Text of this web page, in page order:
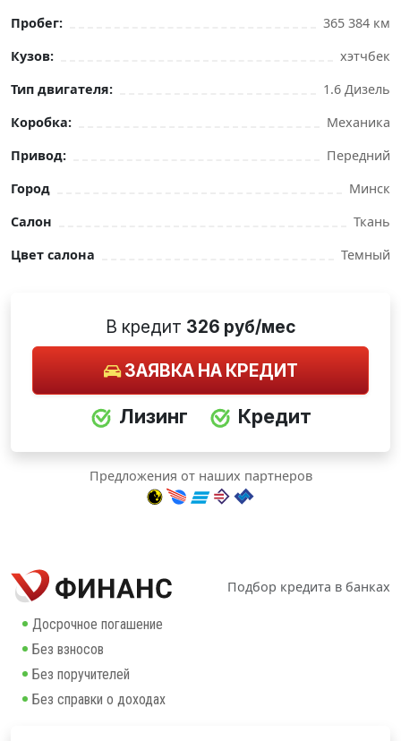
Пробег:
365 384 км
Кузов:
хэтчбек
Тип двигателя:
1.6 Дизель
Коробка:
Механика
Привод:
Передний
Город
Минск
Салон
Ткань
Цвет салона
Темный
В кредит 326 руб/мес
ЗАЯВКА НА КРЕДИТ
Лизинг Кредит
Предложения от наших партнеров
Подбор кредита в банках
Досрочное погашение
Без взносов
Без поручителей
Без справки о доходах